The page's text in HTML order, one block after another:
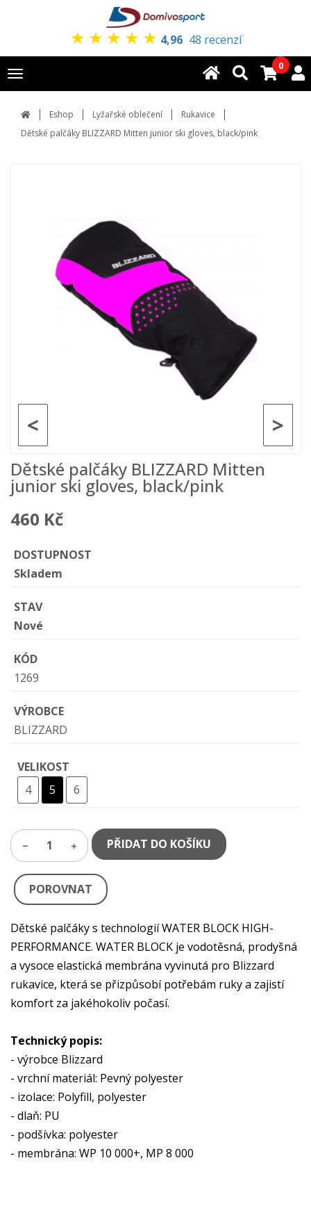
★ ★ ★ ★ ★ 4,96 48 recenzí
Toggle
navigation
0
Eshop Lyžařské oblečení
Rukavice
Dětské palčáky BLIZZARD Mitten junior ski gloves, black/pink
>
<
Dětské palčáky BLIZZARD Mitten
junior ski gloves, black/pink
460 Kč
DOSTUPNOST
Skladem
STAV
Nové
KÓD
1269
VÝROBCE
BLIZZARD
VELIKOST
4
5 6
1 PŘIDAT DO KOŠÍKU
POROVNAT
Dětské palčáky s technologií WATER BLOCK HIGH-
PERFORMANCE. WATER BLOCK je vodotěsná, prodyšná
a vysoce elastická membrána vyvinutá pro Blizzard
rukavice, která se přizpůsobí potřebám ruky a zajistí
komfort za jakéhokoliv počasí.
Technický popis:
- výrobce Blizzard
- vrchní materiál: Pevný polyester
- izolace: Polyfill, polyester
- dlaň: PU
- podšívka: polyester
- membrána: WP 10 000+, MP 8 000